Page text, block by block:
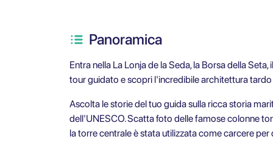
Panoramica
Entra nella La Lonja de la Seda, la Borsa della
tour guidato e scopri l'incredibile architettura
Ascolta le storie del tuo guida sulla ricca storia
dell'UNESCO. Scatta foto delle famose colonne
la torre centrale è stata utilizzata come carcere per